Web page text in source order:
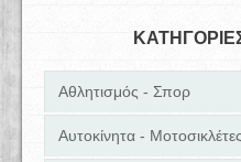
Αθλητισμός - Σπορ
Αυτοκίνητα - Μοτοσικλέτες